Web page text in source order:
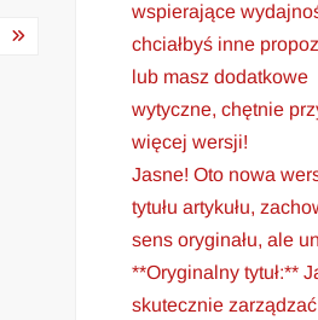
wspierające
chciałbyś inne
lub masz dodatkowe
wytyczne, chętnie
więcej wersji!
Jasne! Oto nowa
tytułu artykułu,
sens oryginału, ale
**Oryginalny tytuł:**
skutecznie zarządzać